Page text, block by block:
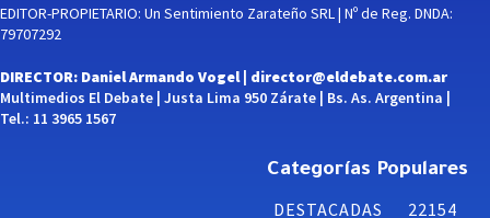
EDITOR-PROPIETARIO: Un Sentimiento Zarateño SRL | Nº de Reg. DNDA:
79707292
DIRECTOR: Daniel Armando Vogel | director@eldebate.com.ar
Multimedios El Debate | Justa Lima 950 Zárate | Bs. As. Argentina |
Tel.: 11 3965 1567
Categorías Populares
DESTACADAS
22154